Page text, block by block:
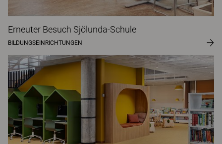
Erneuter Besuch Sjölunda-Schule
BILDUNGSEINRICHTUNGEN